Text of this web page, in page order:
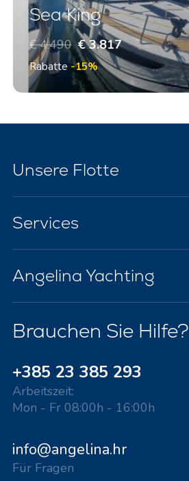
Sea King
€ 4.490 € 3.817
Rabatte-15%
Unsere Flotte
Services
Angelina Yachting
Brauchen Sie Hilfe?
+385 23 385 293
Arbeitszeit:
Mon - Fr 08:00h - 16:00h
info@angelina.hr
Für Fragen